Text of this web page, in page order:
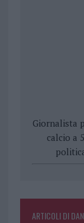
Giornalista
calcio a
ARTICOLI DI